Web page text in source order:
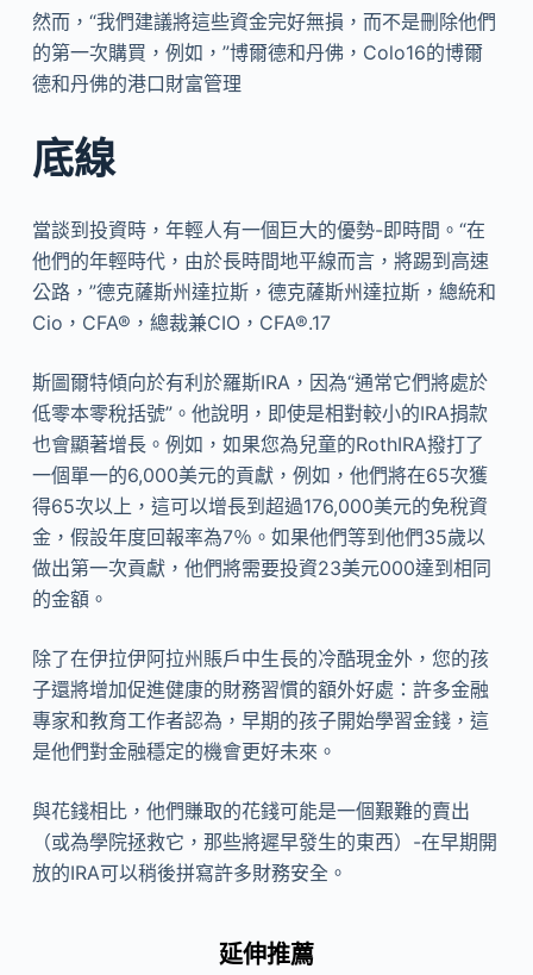
然而，“我們建議將這些資金完好無損，而不是刪除他們
的第一次購買，例如，”博爾德和丹佛，Colo16的博爾
德和丹佛的港口財富管理
底線
當談到投資時，年輕人有一個巨大的優勢-即時間。“在
他們的年輕時代，由於長時間地平線而言，將踢到高速
公路，”德克薩斯州達拉斯，德克薩斯州達拉斯，總統和
Cio，CFA®，總裁兼CIO，CFA®.17
斯圖爾特傾向於有利於羅斯IRA，因為“通常它們將處於
低零本零稅括號”。他說明，即使是相對較小的IRA捐款
也會顯著增長。例如，如果您為兒童的RothIRA撥打了
一個單一的6,000美元的貢獻，例如，他們將在65次獲
得65次以上，這可以增長到超過176,000美元的免稅資
金，假設年度回報率為7％。如果他們等到他們35歲以
做出第一次貢獻，他們將需要投資23美元000達到相同
的金額。
除了在伊拉伊阿拉州賬戶中生長的冷酷現金外，您的孩
子還將增加促進健康的財務習慣的額外好處：許多金融
專家和教育工作者認為，早期的孩子開始學習金錢，這
是他們對金融穩定的機會更好未來。
與花錢相比，他們賺取的花錢可能是一個艱難的賣出
（或為學院拯救它，那些將遲早發生的東西）-在早期開
放的IRA可以稍後拼寫許多財務安全。
延伸推薦